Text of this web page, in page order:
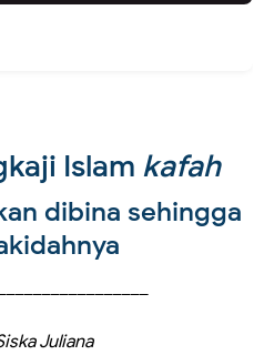
Islam kafah
dibina sehingga
Juliana